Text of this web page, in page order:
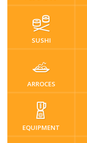
SUSHI
ARROCES
EQUIPMENT